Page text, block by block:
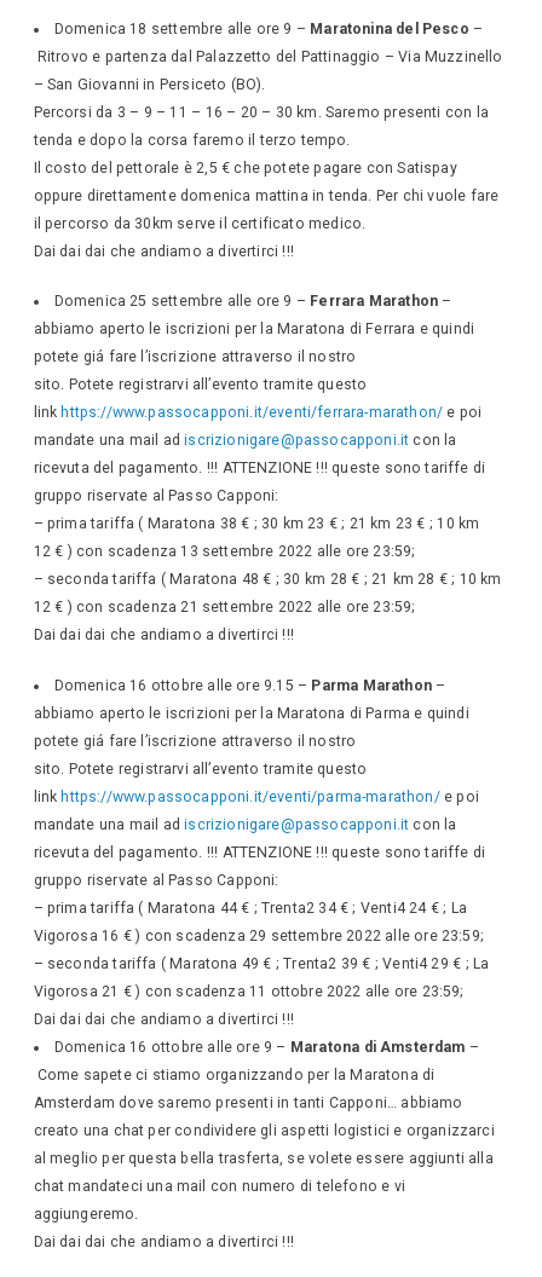
Domenica 18 settembre alle ore 9 – Maratonina del Pesco –
Ritrovo e partenza dal Palazzetto del Pattinaggio – Via Muzzinello
– San Giovanni in Persiceto (BO).
Percorsi da 3 – 9 – 11 – 16 – 20 – 30 km. Saremo presenti con la
tenda e dopo la corsa faremo il terzo tempo.
Il costo del pettorale è 2,5 € che potete pagare con Satispay
oppure direttamente domenica mattina in tenda. Per chi vuole fare
il percorso da 30km serve il certificato medico.
Dai dai dai che andiamo a divertirci !!!
Domenica 25 settembre alle ore 9 – Ferrara Marathon –
abbiamo aperto le iscrizioni per la Maratona di Ferrara e quindi
potete giá fare l’iscrizione attraverso il nostro
sito. Potete registrarvi all’evento tramite questo
link https://www.passocapponi.it/eventi/ferrara-marathon/ e poi
mandate una mail adiscrizionigare@passocapponi.it con la
ricevuta del pagamento. !!! ATTENZIONE !!! queste sono tariffe di
gruppo riservate al Passo Capponi:
– prima tariffa ( Maratona 38 € ; 30 km 23 € ; 21 km 23 € ; 10 km
12 € ) con scadenza 13 settembre 2022 alle ore 23:59;
– seconda tariffa ( Maratona 48 € ; 30 km 28 € ; 21 km 28 € ; 10 km
12 € ) con scadenza 21 settembre 2022 alle ore 23:59;
Dai dai dai che andiamo a divertirci !!!
Domenica 16 ottobre alle ore 9.15 – Parma Marathon–
abbiamo aperto le iscrizioni per la Maratona di Parma e quindi
potete giá fare l’iscrizione attraverso il nostro
sito. Potete registrarvi all’evento tramite questo
link https://www.passocapponi.it/eventi/parma-marathon/e poi
mandate una mail adiscrizionigare@passocapponi.it con la
ricevuta del pagamento. !!! ATTENZIONE !!! queste sono tariffe di
gruppo riservate al Passo Capponi:
– prima tariffa ( Maratona 44 € ; Trenta2 34 € ; Venti4 24 € ; La
Vigorosa 16 € ) con scadenza 29 settembre 2022 alle ore 23:59;
– seconda tariffa ( Maratona 49 € ; Trenta2 39 € ; Venti4 29 € ; La
Vigorosa 21 € ) con scadenza 11 ottobre 2022 alle ore 23:59;
Dai dai dai che andiamo a divertirci !!!
Domenica 16 ottobre alle ore 9 – Maratona di Amsterdam –
Come sapete ci stiamo organizzando per la Maratona di
Amsterdam dove saremo presenti in tanti Capponi… abbiamo
creato una chat per condividere gli aspetti logistici e organizzarci
al meglio per questa bella trasferta, se volete essere aggiunti alla
chat mandateci una mail con numero di telefono e vi
aggiungeremo.
Dai dai dai che andiamo a divertirci !!!